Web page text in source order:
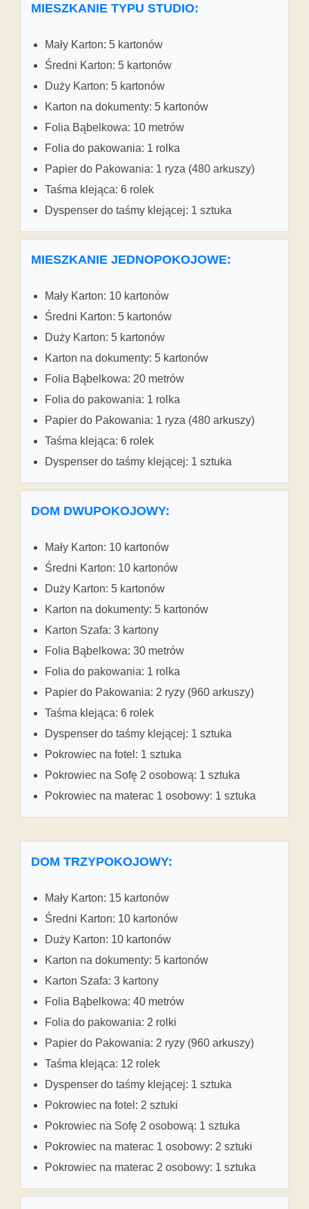
MIESZKANIE TYPU STUDIO:
Mały Karton: 5 kartonów
Średni Karton: 5 kartonów
Duży Karton: 5 kartonów
Karton na dokumenty: 5 kartonów
Folia Bąbelkowa: 10 metrów
Folia do pakowania: 1 rolka
Papier do Pakowania: 1 ryza (480 arkuszy)
Taśma klejąca: 6 rolek
Dyspenser do taśmy klejącej: 1 sztuka
MIESZKANIE JEDNOPOKOJOWE:
Mały Karton: 10 kartonów
Średni Karton: 5 kartonów
Duży Karton: 5 kartonów
Karton na dokumenty: 5 kartonów
Folia Bąbelkowa: 20 metrów
Folia do pakowania: 1 rolka
Papier do Pakowania: 1 ryza (480 arkuszy)
Taśma klejąca: 6 rolek
Dyspenser do taśmy klejącej: 1 sztuka
DOM DWUPOKOJOWY:
Mały Karton: 10 kartonów
Średni Karton: 10 kartonów
Duży Karton: 5 kartonów
Karton na dokumenty: 5 kartonów
Karton Szafa: 3 kartony
Folia Bąbelkowa: 30 metrów
Folia do pakowania: 1 rolka
Papier do Pakowania: 2 ryzy (960 arkuszy)
Taśma klejąca: 6 rolek
Dyspenser do taśmy klejącej: 1 sztuka
Pokrowiec na fotel: 1 sztuka
Pokrowiec na Sofę 2 osobową: 1 sztuka
Pokrowiec na materac 1 osobowy: 1 sztuka
DOM TRZYPOKOJOWY:
Mały Karton: 15 kartonów
Średni Karton: 10 kartonów
Duży Karton: 10 kartonów
Karton na dokumenty: 5 kartonów
Karton Szafa: 3 kartony
Folia Bąbelkowa: 40 metrów
Folia do pakowania: 2 rolki
Papier do Pakowania: 2 ryzy (960 arkuszy)
Taśma klejąca: 12 rolek
Dyspenser do taśmy klejącej: 1 sztuka
Pokrowiec na fotel: 2 sztuki
Pokrowiec na Sofę 2 osobową: 1 sztuka
Pokrowiec na materac 1 osobowy: 2 sztuki
Pokrowiec na materac 2 osobowy: 1 sztuka